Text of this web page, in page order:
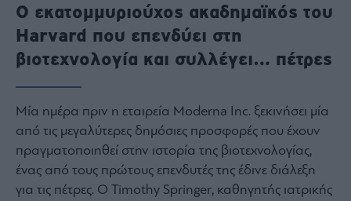
Estate
Ενέργεια
Πολιτική
Law
Bloomberg
Financial
Ο εκατομμυριούχος ακαδημαϊκός του
Harvard που επενδύει στη
βιοτεχνολογία και συλλέγει… πέτρες
Μία ημέρα πριν η εταιρεία Moderna Inc. ξεκινήσει μία
από τις μεγαλύτερες δημόσιες προσφορές που έχουν
πραγματοποιηθεί στην ιστορία της βιοτεχνολογίας,
ένας από τους πρώτους επενδυτές της έδινε διάλεξη
για τις πέτρες. Ο Timothy Springer, καθηγητής ιατρικής